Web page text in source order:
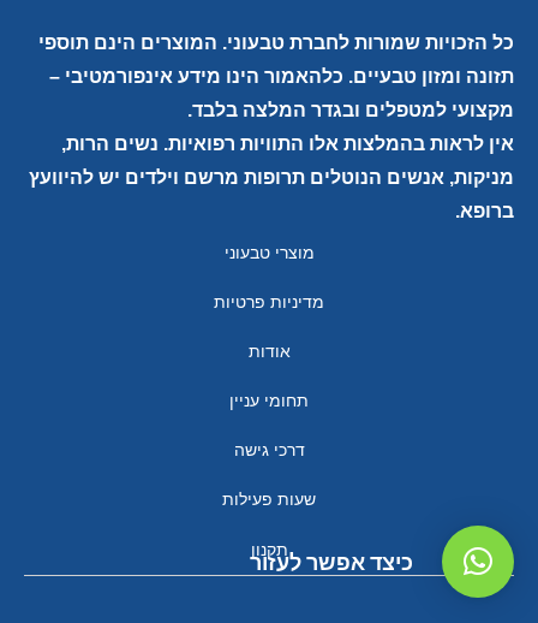
כל הזכויות שמורות לחברת טבעוני. המוצרים הינם תוספי
תזונה ומזון טבעיים. כלהאמור הינו מידע אינפורמטיבי –
מקצועי למטפלים ובגדר המלצה בלבד.
אין לראות בהמלצות אלו התוויות רפואיות. נשים הרות,
מניקות, אנשים הנוטלים תרופות מרשם וילדים יש להיוועץ
ברופא.
מוצרי טבעוני
מדיניות פרטיות
אודות
תחומי עניין
דרכי גישה
שעות פעילות
תקנון
כיצד אפשר לעזור